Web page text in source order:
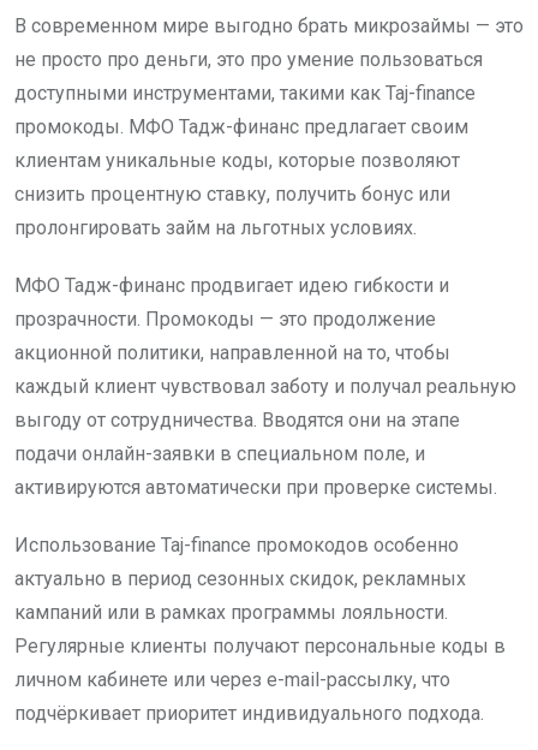
В современном мире выгодно брать микрозаймы — это
не просто про деньги, это про умение пользоваться
доступными инструментами, такими как Taj-finance
промокоды. МФО Тадж-финанс предлагает своим
клиентам уникальные коды, которые позволяют
снизить процентную ставку, получить бонус или
пролонгировать займ на льготных условиях.
МФО Тадж-финанс продвигает идею гибкости и
прозрачности. Промокоды — это продолжение
акционной политики, направленной на то, чтобы
каждый клиент чувствовал заботу и получал реальную
выгоду от сотрудничества. Вводятся они на этапе
подачи онлайн-заявки в специальном поле, и
активируются автоматически при проверке системы.
Использование Taj-finance промокодов особенно
актуально в период сезонных скидок, рекламных
кампаний или в рамках программы лояльности.
Регулярные клиенты получают персональные коды в
личном кабинете или через e-mail-рассылку, что
подчёркивает приоритет индивидуального подхода.